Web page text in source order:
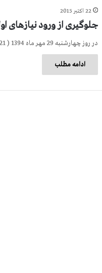
22 اکتبر 2015
جلوگیری از ورود نیازهای
در روز چهارشنبه 29 مهر ماه 1394 ( 21 اكتبر 2015) سرگرد احمد خضیر از مأموران كمیته سركوب مجاهدان اشرفی…
ادامه مطلب